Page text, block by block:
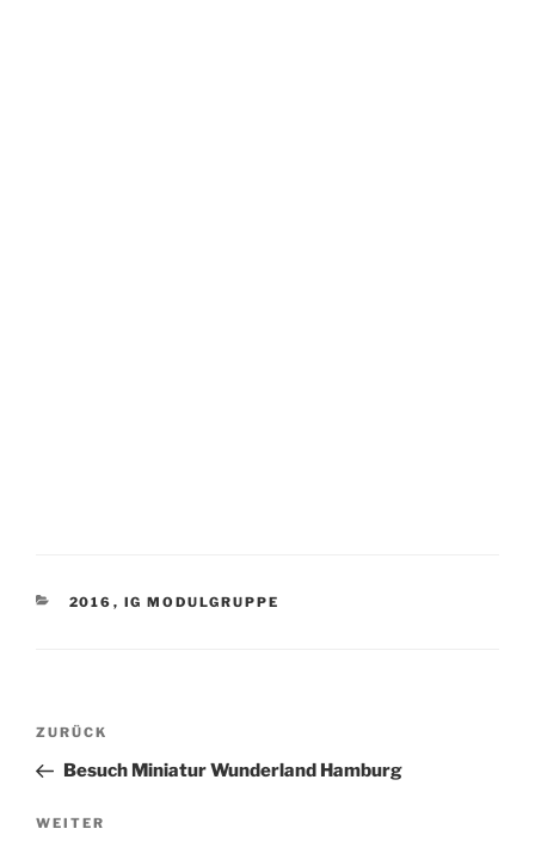
KATEGORIEN
2016 , IG MODULGRUPPE
Beitragsnavigation
Vorheriger
Beitrag
ZURÜCK
Besuch Miniatur Wunderland Hamburg
Nächster
WEITER